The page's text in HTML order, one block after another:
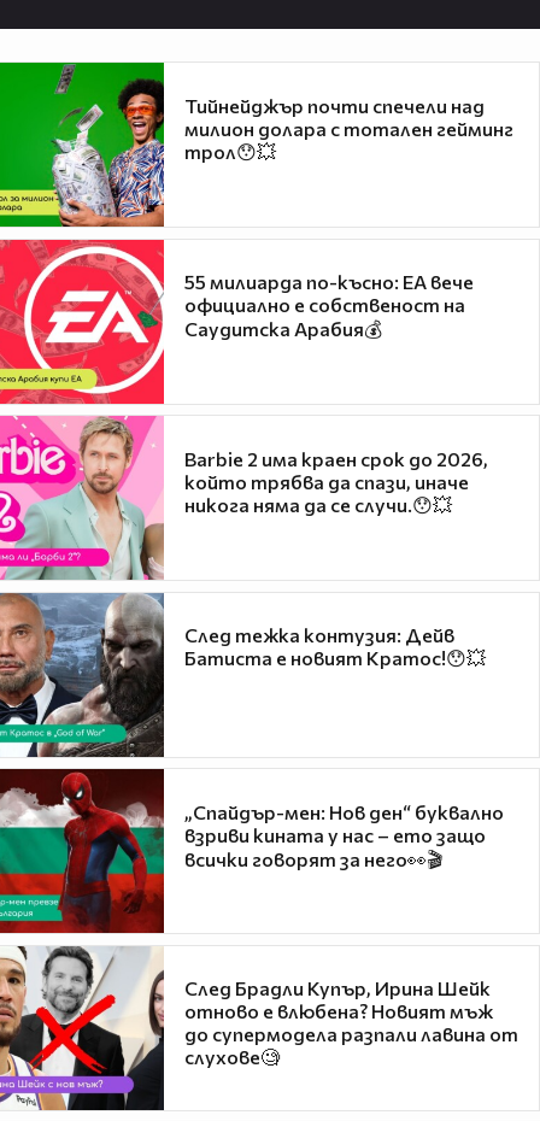
Тийнейджър почти спечели над
милион долара с тотален гейминг
трол😯💥
55 милиарда по-късно: EA вече
официално е собственост на
Саудитска Арабия💰
Barbie 2 има краен срок до 2026,
който трябва да спази, иначе
никога няма да се случи.😯💥
След тежка контузия: Дейв
Батиста е новият Кратос!😯💥
„Спайдър-мен: Нов ден“ буквално
взриви кината у нас – ето защо
всички говорят за него👀🎬
След Брадли Купър, Ирина Шейк
отново е влюбена? Новият мъж
до супермодела разпали лавина от
слухове🧐